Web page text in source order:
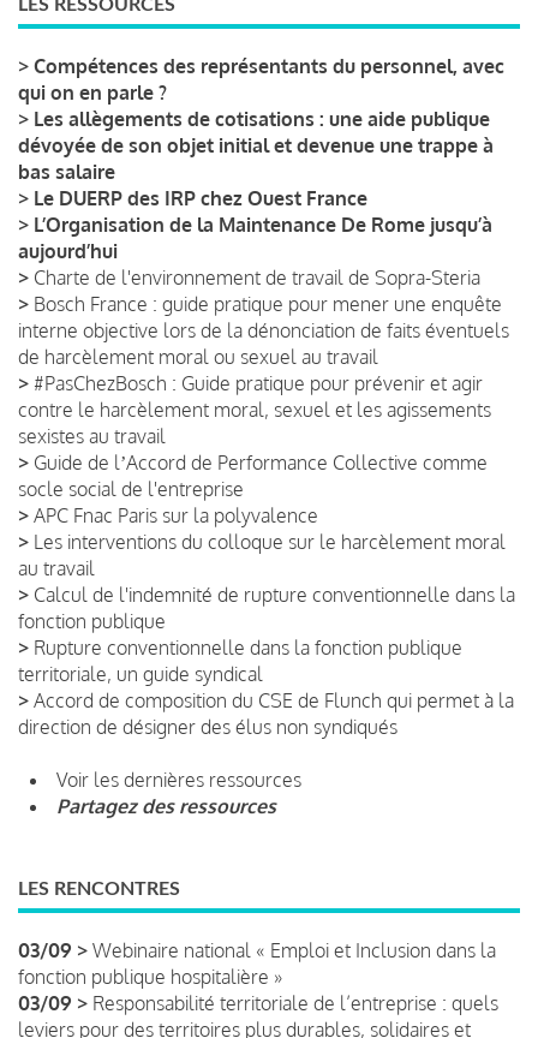
LES RESSOURCES
> Compétences des représentants du personnel, avec
qui on en parle ?
> Les allègements de cotisations : une aide publique
dévoyée de son objet initial et devenue une trappe à
bas salaire
> Le DUERP des IRP chez Ouest France
> L’Organisation de la Maintenance De Rome jusqu’à
aujourd’hui
> Charte de l'environnement de travail de Sopra-Steria
> Bosch France : guide pratique pour mener une enquête
interne objective lors de la dénonciation de faits éventuels
de harcèlement moral ou sexuel au travail
> #PasChezBosch : Guide pratique pour prévenir et agir
contre le harcèlement moral, sexuel et les agissements
sexistes au travail
> Guide de lʼAccord de Performance Collective comme
socle social de l'entreprise
> APC Fnac Paris sur la polyvalence
> Les interventions du colloque sur le harcèlement moral
au travail
> Calcul de l'indemnité de rupture conventionnelle dans la
fonction publique
> Rupture conventionnelle dans la fonction publique
territoriale, un guide syndical
> Accord de composition du CSE de Flunch qui permet à la
direction de désigner des élus non syndiqués
Voir les dernières ressources
Partagez des ressources
LES RENCONTRES
03/09 > Webinaire national « Emploi et Inclusion dans la
fonction publique hospitalière »
03/09 > Responsabilité territoriale de l’entreprise : quels
leviers pour des territoires plus durables, solidaires et